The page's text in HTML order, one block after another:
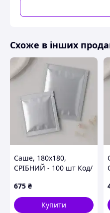
Схоже в інших
Саше, 180х180,
СРІБНИЙ - 100 шт Код/
675 ₴
Купити